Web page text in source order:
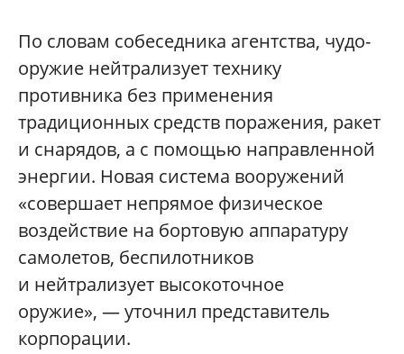
По словам собеседника агентства, чудо-
оружие нейтрализует технику
противника без применения
традиционных средств поражения, ракет
и снарядов, а с помощью направленной
энергии. Новая система вооружений
«совершает непрямое физическое
воздействие на бортовую аппаратуру
самолетов, беспилотников
и нейтрализует высокоточное
оружие», — уточнил представитель
корпорации.